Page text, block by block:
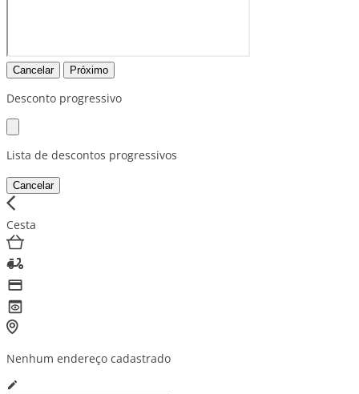
Cancelar Próximo
Desconto progressivo
Lista de descontos progressivos
Cancelar
Cesta
Nenhum endereço cadastrado